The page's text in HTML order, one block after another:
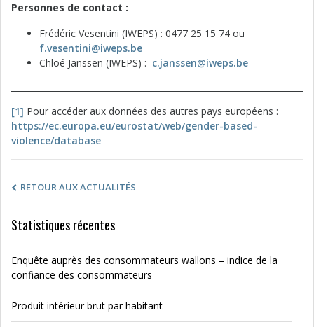
Personnes de contact :
Frédéric Vesentini (IWEPS) : 0477 25 15 74 ou
f.vesentini@iweps.be
Chloé Janssen (IWEPS) : c.janssen@iweps.be
[1] Pour accéder aux données des autres pays européens :
https://ec.europa.eu/eurostat/web/gender-based-
violence/database
RETOUR AUX ACTUALITÉS
Statistiques récentes
Enquête auprès des consommateurs wallons – indice de la
confiance des consommateurs
Produit intérieur brut par habitant